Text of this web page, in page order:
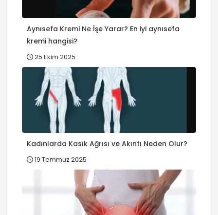
Aynısefa Kremi Ne İşe Yarar? En iyi aynısefa
kremi hangisi?
25 Ekim 2025
Kadınlarda Kasık Ağrısı ve Akıntı Neden Olur?
19 Temmuz 2025